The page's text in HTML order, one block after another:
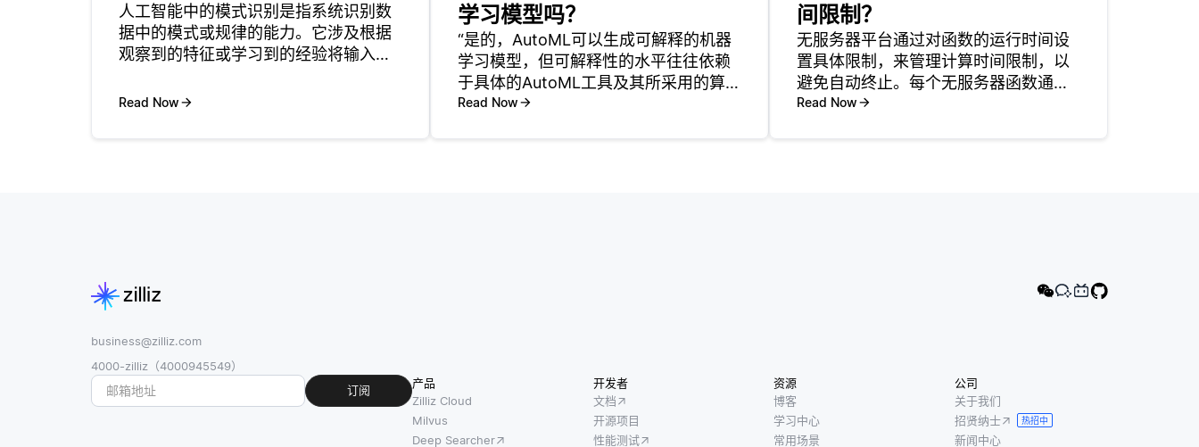
人工智能中的模式识别是指系统识别数
据中的模式或规律的能力。它涉及根据
观察到的特征或学习到的经验将输入数
始，其中提取特征，然后识别相关模
Read Now
学习模型吗？
“是的，AutoML可以生成可解释的机器
学习模型，但可解释性的水平往往依赖
于具体的AutoML工具及其所采用的算
法。一般而言，AutoML框架能够处理多
Read Now
间限制？
无服务器平台通过对函数的运行时间设
置具体限制，来管理计算时间限制，以
避免自动终止。每个无服务器函数通常
都有一个可配置的超时设置，这个设置
Read Now
business@zilliz.com
4000-zilliz（4000945549）
订阅
产品
Zilliz Cloud
Milvus
Deep Searcher
开发者
文档
开源项目
性能测试
资源
博客
学习中心
常用场景
公司
关于我们
招贤纳士
热招中
新闻中心